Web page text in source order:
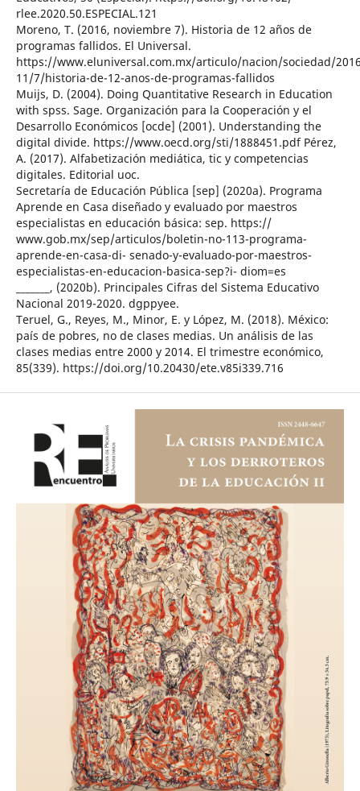
rlee.2020.50.ESPECIAL.121
Moreno, T. (2016, noviembre 7). Historia de 12 años de
programas fallidos. El Universal.
https://www.eluniversal.com.mx/articulo/nacion/sociedad/
11/7/historia-de-12-anos-de-programas-fallidos
Muijs, D. (2004). Doing Quantitative Research in Education
with spss. Sage. Organización para la Cooperación y el
Desarrollo Económicos [ocde] (2001). Understanding the
digital divide. https://www.oecd.org/sti/1888451.pdf Pérez,
A. (2017). Alfabetización mediática, tic y competencias
digitales. Editorial uoc.
Secretaría de Educación Pública [sep] (2020a). Programa
Aprende en Casa diseñado y evaluado por maestros
especialistas en educación básica: sep. https://
www.gob.mx/sep/articulos/boletin-no-113-programa-
aprende-en-casa-di- senado-y-evaluado-por-maestros-
especialistas-en-educacion-basica-sep?i- diom=es
_______, (2020b). Principales Cifras del Sistema Educativo
Nacional 2019-2020. dgppyee.
Teruel, G., Reyes, M., Minor, E. y López, M. (2018). México:
país de pobres, no de clases medias. Un análisis de las
clases medias entre 2000 y 2014. El trimestre económico,
85(339). https://doi.org/10.20430/ete.v85i339.716